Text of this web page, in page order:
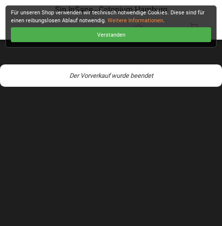
Sin InSane - Catonium Hamburg
Der Vorverkauf wurde beendet
Für unseren Shop verwenden wir technisch notwendige Cookies. Diese sind für
einen reibungslosen Ablauf notwendig.Weitere Informationen.
Verstanden